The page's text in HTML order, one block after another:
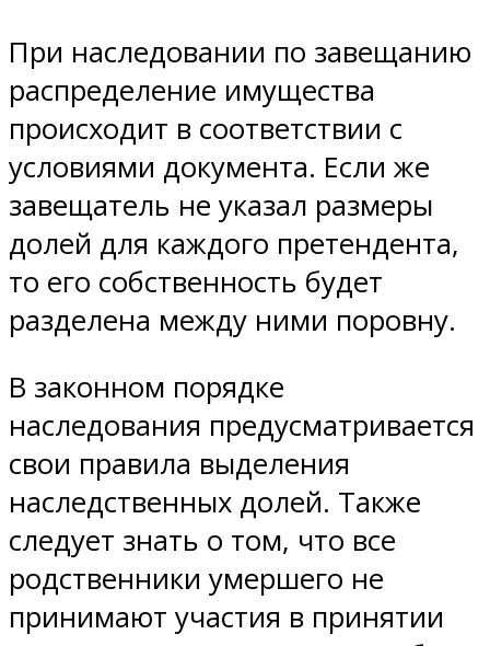
При наследовании по завещанию
распределение имущества
происходит в соответствии с
условиями документа. Если же
завещатель не указал размеры
долей для каждого претендента,
то его собственность будет
разделена между ними поровну.
В законном порядке
наследования предусматривается
свои правила выделения
наследственных долей. Также
следует знать о том, что все
родственники умершего не
принимают участия в принятии